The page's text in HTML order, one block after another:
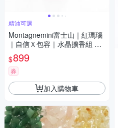
精油可選
Montagnemini富士山｜紅瑪瑙
｜自信Ｘ包容｜水晶擴香組 精
油可選
$899
券
加入購物車